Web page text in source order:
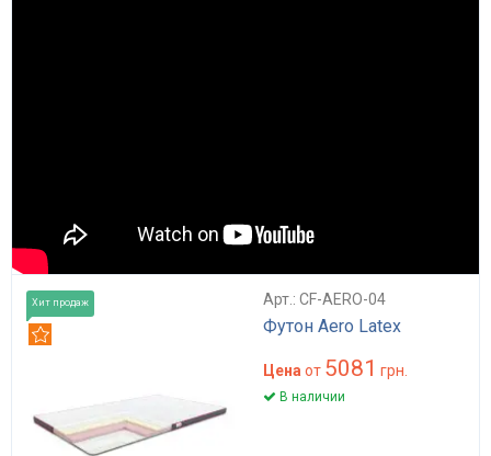
Хит продаж Арт.: CF-AERO-04
Футон Aero Latex
Цена от 5081 грн.
В наличии